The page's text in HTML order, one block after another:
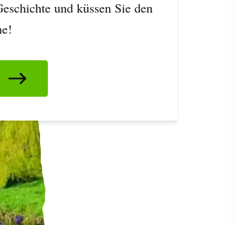
und küssen Sie den